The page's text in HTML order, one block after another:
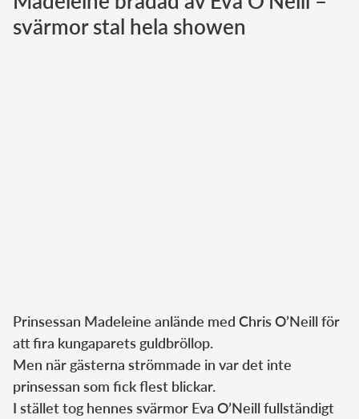
Norska kungahuset
svärmor stal hela showen
Prinsessan Madeleine anlände med Chris O’Neill för
att fira kungaparets guldbröllop.
Men när gästerna strömmade in var det inte
prinsessan som fick flest blickar.
I stället tog hennes svärmor Eva O’Neill fullständigt